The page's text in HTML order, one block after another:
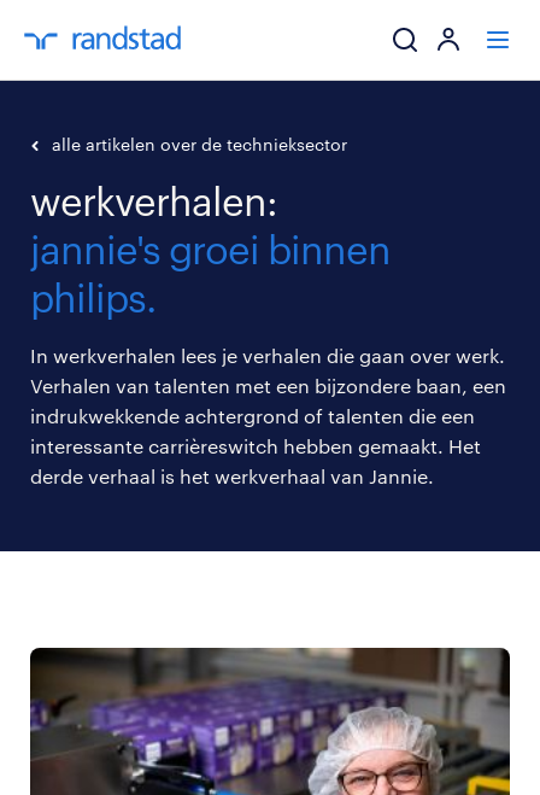
ik zoek een
mijn carrière
alle artikelen over de technieksector
werkverhalen:
jannie's groei binnen
philips.
In werkverhalen lees je verhalen die gaan over werk.
Verhalen van talenten met een bijzondere baan, een
indrukwekkende achtergrond of talenten die een
interessante carrièreswitch hebben gemaakt. Het
derde verhaal is het werkverhaal van Jannie.